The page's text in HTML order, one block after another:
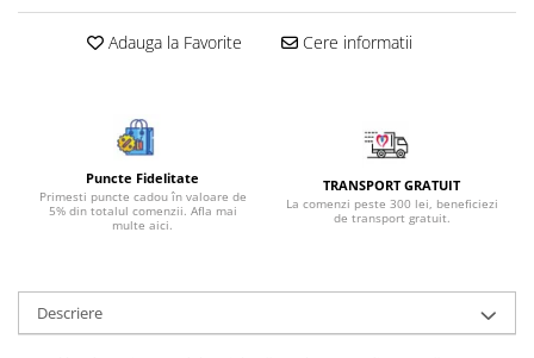
Bijuterii rodocrozit
Bijuterii sidef si abalone
Bijuterii smarald
Bijuterii sodalit
Bijuterii tanzanit
Bijuterii topaz
Adauga la Favorite Cere informatii
Puncte Fidelitate
Primesti puncte cadou în valoare de
5% din totalul comenzii. Afla mai
multe aici.
TRANSPORT GRATUIT
La comenzi peste 300 lei, beneficiezi
de transport gratuit.
Descriere